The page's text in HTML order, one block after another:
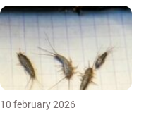
10 february 2026